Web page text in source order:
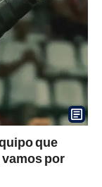
que
vamos por